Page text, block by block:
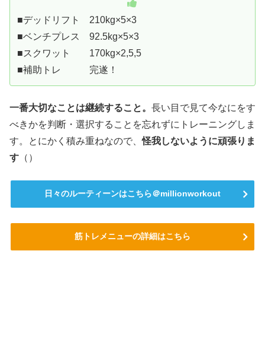
■デッドリフト 210kg×5×3
■ベンチプレス 92.5kg×5×3
■スクワット 170kg×2,5,5
■補助トレ 完遂！
一番大切なことは継続すること。 長い目で見て今なにをす
べきかを判断・選択することを忘れずにトレーニングしま
す。とにかく積み重ねなので、怪我しないように頑張りま
す （）
日々のルーティーンはこちら＠millionworkout
筋トレメニューの詳細はこちら